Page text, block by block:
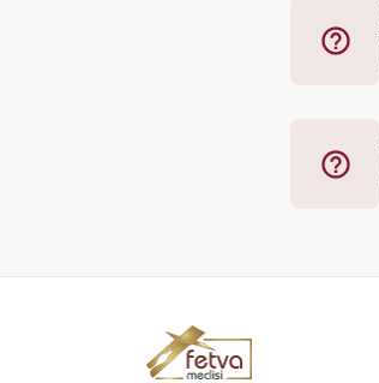
Fetva
Fetva